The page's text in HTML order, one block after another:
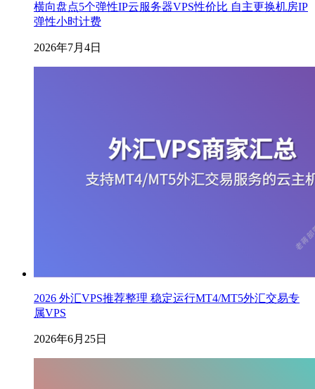
横向盘点5个弹性IP云服务器VPS性价比 自主更换机房IP
弹性小时计费
2026年7月4日
2026 外汇VPS推荐整理 稳定运行MT4/MT5外汇交易专
属VPS
2026年6月25日